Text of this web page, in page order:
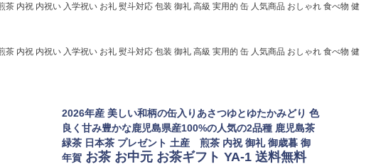
内祝 内祝い 入学祝い お礼 熨斗対応 包装 御礼 高級 実用的 缶 人気商品 おしゃれ 食べ物 健
内祝 内祝い 入学祝い お礼 熨斗対応 包装 御礼 高級 実用的 缶 人気商品 おしゃれ 食べ物 健
2026年産 美しい和柄の缶入りあさつゆとゆたかみどり 色
良く甘み豊かな鹿児島県産100%の人気の2品種 鹿児島茶
緑茶 日本茶 プレゼント 土産 煎茶 内祝 御礼 御歳暮 御
年賀 お茶 お中元 お茶ギフト YA-1 送料無料